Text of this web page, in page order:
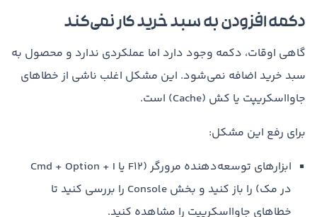
دکمه افزودن به سبد خرید کار نمی‌کند
گاهی اوقات، دکمه وجود دارد اما عملکردی ندارد و محصول به
سبد خرید اضافه نمی‌شود. این مشکل اغلب ناشی از خطاهای
جاوااسکریپت یا کش (Cache) است.
برای رفع این مشکل:
ابزارهای توسعه‌دهنده مرورگر (F12 یا Cmd + Option + I
در مک) را باز کنید و بخش Console را بررسی کنید تا
خطاهای جاوااسکریپت را مشاهده کنید.